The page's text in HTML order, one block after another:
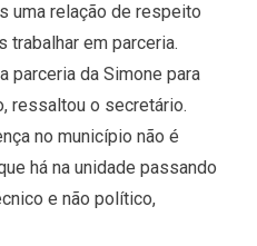
uma relação de respeito
trabalhar em parceria.
parceria da Simone para
ressaltou o secretário.
no município não é
há na unidade passando
e não político,